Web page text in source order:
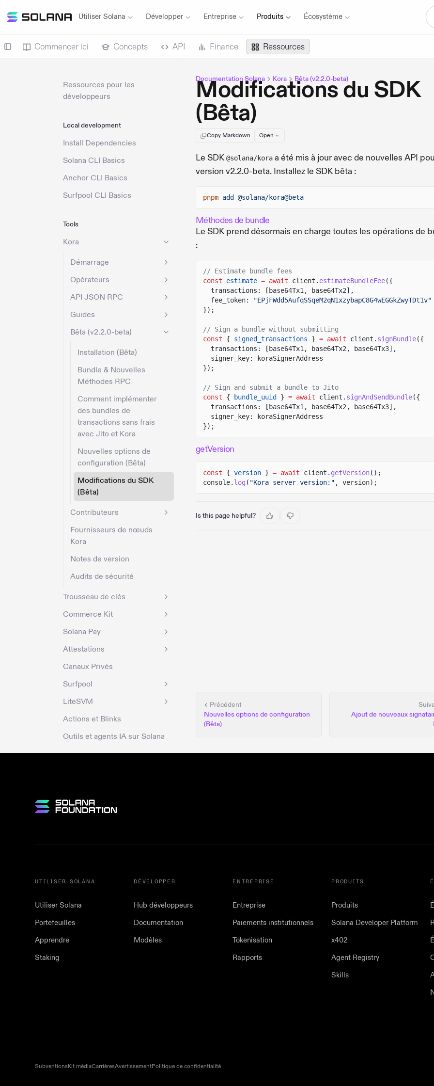
Utiliser Solana Développer Entreprise Produits Écosystème
Commencer ici Concepts API Finance Ressources
Ressources pour les
développeurs
Local development
Install Dependencies
Solana CLI Basics
Anchor CLI Basics
Surfpool CLI Basics
Tools
Kora
Démarrage
Opérateurs
API JSON RPC
Guides
Bêta (v2.2.0-beta)
Installation (Bêta)
Bundle & Nouvelles
Méthodes RPC
Comment implémenter
des bundles de
transactions sans frais
avec Jito et Kora
Nouvelles options de
configuration (Bêta)
Modifications du SDK
(Bêta)
Contributeurs
Fournisseurs de nœuds
Kora
Notes de version
Audits de sécurité
Trousseau de clés
Commerce Kit
Solana Pay
Attestations
Canaux Privés
Surfpool
LiteSVM
Actions et Blinks
Outils et agents IA sur Solana
Documentation Solana Kora Bêta (v2.2.0-beta)
Modifications du SDK
(Bêta)
Copy Markdown Open
Le SDK@solana/kora a été mis à jour avec de nouvelles API
version v2.2.0-beta. Installez le SDK bêta :
pnpm add @solana/kora@beta
Méthodes de bundle
Le SDK prend désormais en charge toutes les opérations de
:
// Estimate bundle fees
const
estimate = await client. estimateBundleFee({
transactions: [base64Tx1, base64Tx2],
fee_token:
"EPjFWdd5AufqSSqeM2qN1xzybapC8G4wEGGkZwyTDt1v"
});
// Sign a bundle without submitting
const
{ signed_transactions } = await client. signBundle({
transactions: [base64Tx1, base64Tx2, base64Tx3],
signer_key: koraSignerAddress
});
// Sign and submit a bundle to Jito
const
{ bundle_uuid } = await client. signAndSendBundle({
transactions: [base64Tx1, base64Tx2, base64Tx3],
signer_key: koraSignerAddress
});
getVersion
const { version } = await client. getVersion();
console. log ( "Kora server version:" , version);
Is this page helpful?
Précédent
Nouvelles options de configuration
(Bêta)
Ajout de nouveaux
UTILISER SOLANA
Utiliser Solana
Portefeuilles
Apprendre
Staking
DÉVELOPPER
Hub développeurs
Documentation
Modèles
ENTREPRISE
Entreprise
Paiements institutionnels
Tokenisation
Rapports
PRODUITS
Produits
Solana Developer Platform
x402
Agent Registry
Skills
SubventionsKit médiaCarrièresAvertissementPolitique de confidentialité